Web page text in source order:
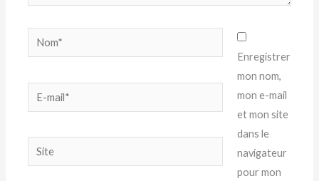
Nom*
E-
mail*
Site
Enregistrer
mon nom,
mon e-mail
et mon site
dans le
navigateur
pour mon